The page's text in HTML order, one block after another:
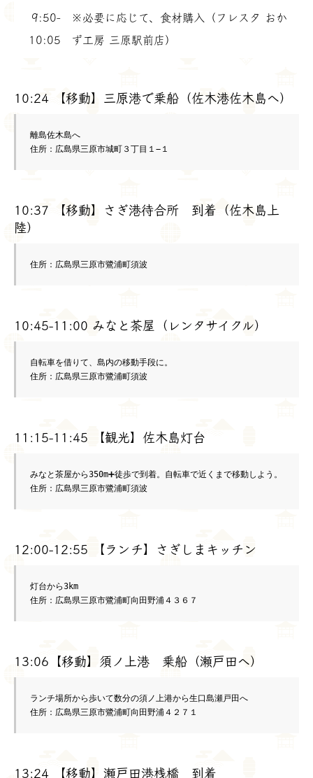
9:50-
10:05
※必要に応じて、食材購入（フレスタ おか
ず工房 三原駅前店）
10:24 【移動】三原港で乗船（佐木港佐木島へ）
離島佐木島へ
住所：広島県三原市城町３丁目１−１
10:37 【移動】さぎ港待合所 到着（佐木島上
陸）
住所：広島県三原市鷺浦町須波
10:45-11:00 みなと茶屋（レンタサイクル）
自転車を借りて、島内の移動手段に。
住所：広島県三原市鷺浦町須波
11:15-11:45 【観光】佐木島灯台
みなと茶屋から350m➕徒歩で到着。自転車で近くまで移動しよう。
住所：広島県三原市鷺浦町須波
12:00-12:55 【ランチ】さぎしまキッチン
灯台から3km
住所：広島県三原市鷺浦町向田野浦４３６７
13:06【移動】須ノ上港 乗船（瀬戸田へ）
ランチ場所から歩いて数分の須ノ上港から生口島瀬戸田へ
住所：広島県三原市鷺浦町向田野浦４２７１
13:24 【移動】瀬戸田港桟橋 到着